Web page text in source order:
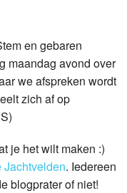
en gebaren
maandag avond over
we afspreken wordt
zich af op
je het wilt maken :)
. Iedereen
blogprater of niet!